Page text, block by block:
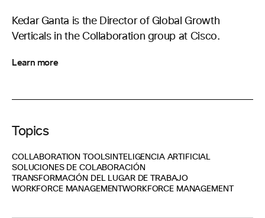
Kedar Ganta is the Director of Global Growth
Verticals in the Collaboration group at Cisco.
Learn more
Topics
COLLABORATION TOOLS INTELIGENCIA ARTIFICIAL
SOLUCIONES DE COLABORACIÓN
TRANSFORMACIÓN DEL LUGAR DE TRABAJO
WORKFORCE MANAGEMENTWORKFORCE MANAGEMENT